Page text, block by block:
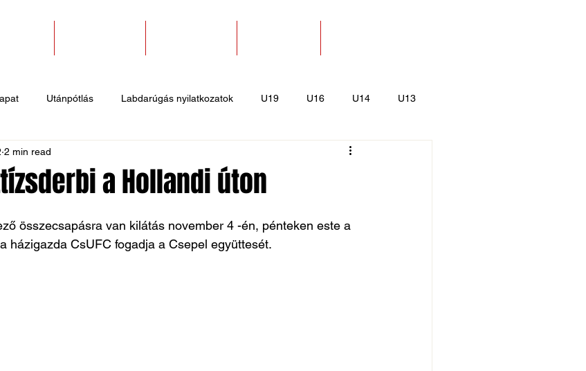
Utánpótlás Labdarúgás nyilatkozatok U19 U16 U14 U13
Sportlövő hírek Kajak-Kenu
a Hollandi úton
2 min read
összecsapásra van kilátás november 4 -én, pénteken este a
házigazda CsUFC fogadja a Csepel együttesét.